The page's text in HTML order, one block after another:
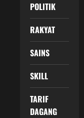
POLITIK
RAKYAT
SAINS
SKILL
TARIF
DAGANG